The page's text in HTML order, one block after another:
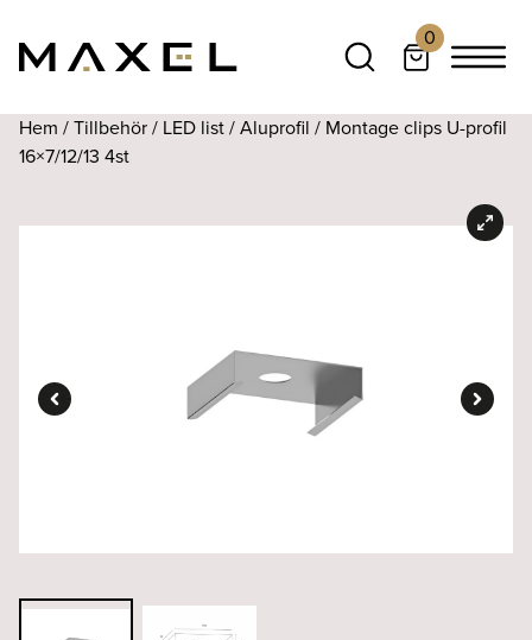
0
Hem /Tillbehör/ LED list/Aluprofil / Montage clips U-profil
16×7/12/13 4st